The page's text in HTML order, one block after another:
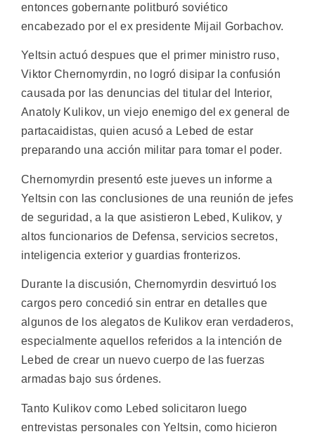
entonces gobernante politburó soviético
encabezado por el ex presidente Mijail Gorbachov.
Yeltsin actuó despues que el primer ministro ruso,
Viktor Chernomyrdin, no logró disipar la confusión
causada por las denuncias del titular del Interior,
Anatoly Kulikov, un viejo enemigo del ex general de
partacaidistas, quien acusó a Lebed de estar
preparando una acción militar para tomar el poder.
Chernomyrdin presentó este jueves un informe a
Yeltsin con las conclusiones de una reunión de jefes
de seguridad, a la que asistieron Lebed, Kulikov, y
altos funcionarios de Defensa, servicios secretos,
inteligencia exterior y guardias fronterizos.
Durante la discusión, Chernomyrdin desvirtuó los
cargos pero concedió sin entrar en detalles que
algunos de los alegatos de Kulikov eran verdaderos,
especialmente aquellos referidos a la intención de
Lebed de crear un nuevo cuerpo de las fuerzas
armadas bajo sus órdenes.
Tanto Kulikov como Lebed solicitaron luego
entrevistas personales con Yeltsin, como hicieron